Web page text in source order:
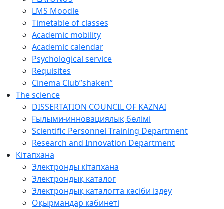
LMS Moodle
Timetable of classes
Academic mobility
Academic calendar
Psychological service
Requisites
Cinema Club”shaken”
The science
DISSERTATION COUNCIL OF KAZNAI
Ғылыми-инновациялық бөлімі
Scientific Personnel Training Department
Research and Innovation Department
Кітапхана
Электронды кітапхана
Электрондық каталог
Электрондық каталогта кәсіби іздеу
Оқырмандар кабинеті